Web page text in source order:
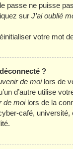
passe ne puisse
sur J’ai oublié
votre mot
?
de moilors de
d’autre utilise
de moilors de la
café,